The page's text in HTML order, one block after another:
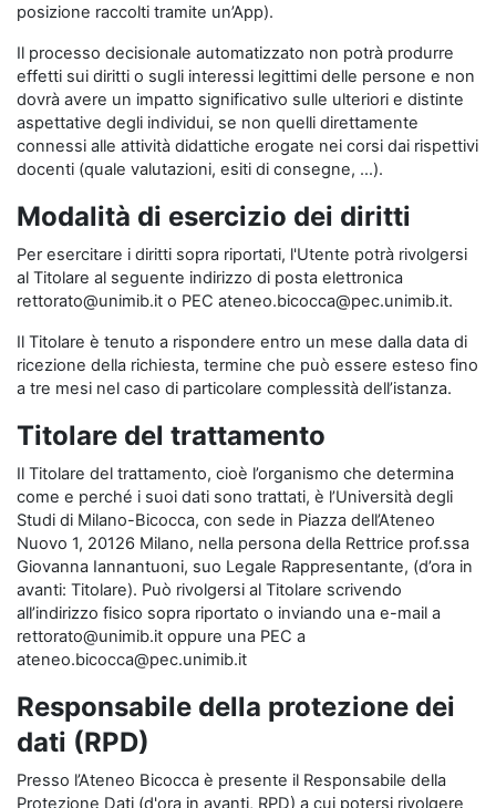
posizione raccolti tramite un’App).
Il processo decisionale automatizzato non potrà produrre
effetti sui diritti o sugli interessi legittimi delle persone e non
dovrà avere un impatto significativo sulle ulteriori e distinte
aspettative degli individui, se non quelli direttamente
connessi alle attività didattiche erogate nei corsi dai rispettivi
docenti (quale valutazioni, esiti di consegne, …).
Modalità di esercizio dei diritti
Per esercitare i diritti sopra riportati, l'Utente potrà rivolgersi
al Titolare al seguente indirizzo di posta elettronica
rettorato@unimib.it o PEC ateneo.bicocca@pec.unimib.it.
Il Titolare è tenuto a rispondere entro un mese dalla data di
ricezione della richiesta, termine che può essere esteso fino
a tre mesi nel caso di particolare complessità dell’istanza.
Titolare del trattamento
Il Titolare del trattamento, cioè l’organismo che determina
come e perché i suoi dati sono trattati, è l’Università degli
Studi di Milano-Bicocca, con sede in Piazza dell’Ateneo
Nuovo 1, 20126 Milano, nella persona della Rettrice prof.ssa
Giovanna Iannantuoni, suo Legale Rappresentante, (d’ora in
avanti: Titolare). Può rivolgersi al Titolare scrivendo
all’indirizzo fisico sopra riportato o inviando una e-mail a
rettorato@unimib.it oppure una PEC a
ateneo.bicocca@pec.unimib.it
Responsabile della protezione dei
dati (RPD)
Presso l’Ateneo Bicocca è presente il Responsabile della
Protezione Dati (d'ora in avanti, RPD) a cui potersi rivolgere